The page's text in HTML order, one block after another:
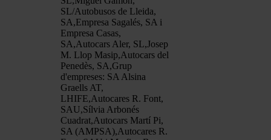
SL/Autobusos de Lleida,
SA,Empresa Sagalés, SA i
Empresa Casas,
SA,Autocars Aler, SL,Josep
M. Llop Masip,Autocars del
Penedès, SA,Grup
d'empreses: SA Alsina
Graells AT,
LHIFE,Autocares R. Font,
SAU,Sílvia Arbonés
Cuadrat,Autocars Martí Pi,
SA (AMPSA),Autocares R.